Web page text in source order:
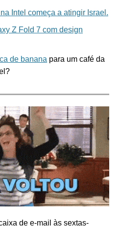
Intel começa a atingir Israel.
Z Fold 7 com design
de banana para um café da
de e-mail às sextas-